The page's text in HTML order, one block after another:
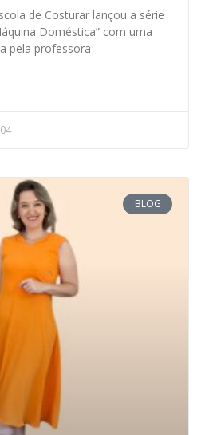
de Costurar lançou a série
Doméstica” com uma
pela professora
BLOG